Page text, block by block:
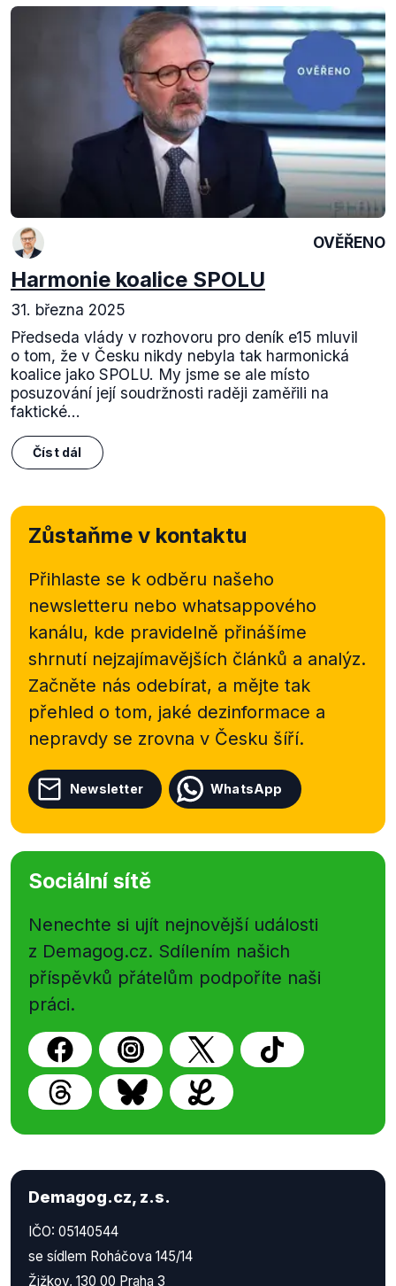
OVĚŘENO
Harmonie koalice SPOLU
31. března 2025
Předseda vlády v rozhovoru pro deník e15 mluvil
o tom, že v Česku nikdy nebyla tak harmonická
koalice jako SPOLU. My jsme se ale místo
posuzování její soudržnosti raději zaměřili na
faktické...
Číst dál
Zůstaňme v kontaktu
Přihlaste se k odběru našeho
newsletteru nebo whatsappového
kanálu, kde pravidelně přinášíme
shrnutí nejzajímavějších článků a analýz.
Začněte nás odebírat, a mějte tak
přehled o tom, jaké dezinformace a
nepravdy se zrovna v Česku šíří.
Newsletter WhatsApp
Sociální sítě
Nenechte si ujít nejnovější události
z Demagog.cz. Sdílením našich
příspěvků přátelům podpoříte naši
práci.
Demagog.cz, z.s.
IČO: 05140544
se sídlem Roháčova 145/14
Žižkov, 130 00 Praha 3